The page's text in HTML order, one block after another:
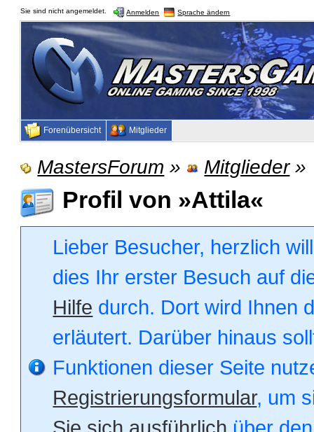
Sie sind nicht angemeldet. Anmelden Sprache ändern
Forenübersicht Mitglieder
MastersForum » Mitglieder»
Profil von »Attila«
Lieber Besucher, herzlich
dies Ihr erster Besuch auf
Hilfe durch. Dort wird Ihnen
erläutert. Darüber hinaus
Funktionen dieser Seite
Registrierungsformular, um